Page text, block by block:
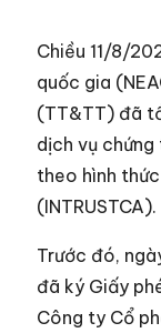
Chiều 11/8/
quốc gia
(TT&TT) đã
dịch vụ
theo hình
(INTRUSTCA).
Trước đó,
đã ký Giấy
Công ty Cổ